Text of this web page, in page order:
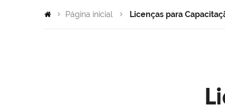
Página inicial Licenças para